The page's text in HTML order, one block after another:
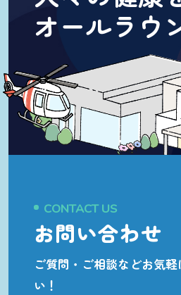
オールラウ
CONTACT US
お問い合わせ
ご質問・ご相談などお気軽
い！